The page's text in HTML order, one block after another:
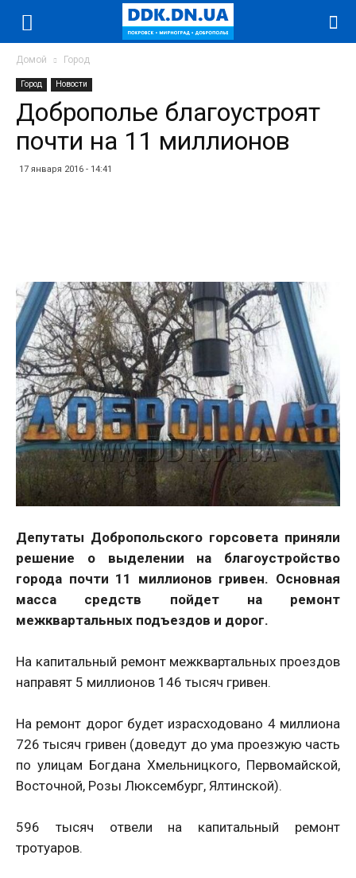
Домой Город
Город Новости
Доброполье благоустроят
почти на 11 миллионов
17 января 2016 - 14:41
Депутаты Добропольского горсовета приняли
решение о выделении на благоустройство
города почти 11 миллионов гривен. Основная
масса средств пойдет на ремонт
межквартальных подъездов и дорог.
На капитальный ремонт межквартальных проездов
направят 5 миллионов 146 тысяч гривен.
На ремонт дорог будет израсходовано 4 миллиона
726 тысяч гривен (доведут до ума проезжую часть
по улицам Богдана Хмельницкого, Первомайской,
Восточной, Розы Люксембург, Ялтинской).
596 тысяч отвели на капитальный ремонт
тротуаров.